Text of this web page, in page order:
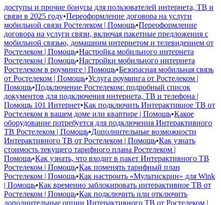
доступы и прочие бонусы для пользователей интернета, ТВ и
связи в 2025 году•Переоформление договора на услуги
мобильной связи Ростелеком | Помощь•Переоформление
договора на услуги связи, включая пакетные предложения с
мобильной связью, домашним интернетом и телевидением от
Ростелеком | Помощь•Настройка мобильного интернета
Ростелеком | Помощь•Настройки мобильного интернета
Ростелеком в роуминге | Помощь•Безопасная мобильная связь
от Ростелеком | Помощь•Услуга роуминга от Ростелеком |
Помощь•Подключение Ростелеком: подробный список
документов для подключения интернета, ТВ и телефона |
Помощь 101 Интернет•Как подключить Интерактивное ТВ от
Ростелеком в вашем доме или квартире | Помощь•Какое
оборудование потребуется для подключения Интерактивного
ТВ Ростелеком | Помощь•Дополнительные возможности
Интерактивного ТВ от Ростелеком | Помощь•Как узнать
стоимость текущего тарифного плана Ростелеком |
Помощь•Как узнать, что входит в пакет Интерактивного ТВ
Ростелеком | Помощь•Как поменять тарифный план
Ростелеком | Помощь•Как настроить «Мультискрин» для Wink
| Помощь•Как временно заблокировать интерактивное ТВ от
Ростелеком | Помощь•Как подключить или отключить
дополнительные опции Интерактивного ТВ от Ростелеком |